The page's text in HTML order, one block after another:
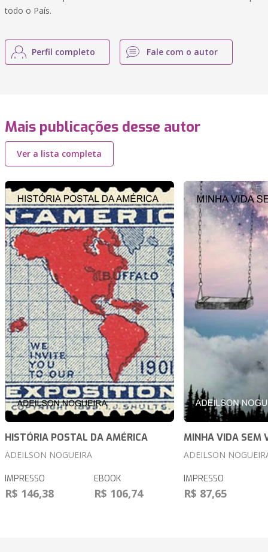
todo o País.
Perfil completo Fale com o autor
Mais publicações desse autor
Ver a lista completa
HISTÓRIA POSTAL DA AMÉRICA
ADEILSON NOGUEIRA
IMPRESSO
R$ 146,38
EBOOK
R$ 106,74
MINHA VIDA SEM
ADEILSON
IMPRESSO
R$ 87,65